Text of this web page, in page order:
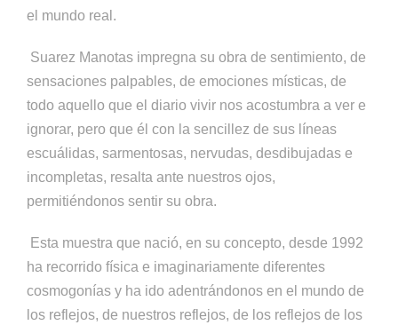
el mundo real.
Suarez Manotas impregna su obra de sentimiento, de
sensaciones palpables, de emociones místicas, de
todo aquello que el diario vivir nos acostumbra a ver e
ignorar, pero que él con la sencillez de sus líneas
escuálidas, sarmentosas, nervudas, desdibujadas e
incompletas, resalta ante nuestros ojos,
permitiéndonos sentir su obra.
Esta muestra que nació, en su concepto, desde 1992
ha recorrido física e imaginariamente diferentes
cosmogonías y ha ido adentrándonos en el mundo de
los reflejos, de nuestros reflejos, de los reflejos de los